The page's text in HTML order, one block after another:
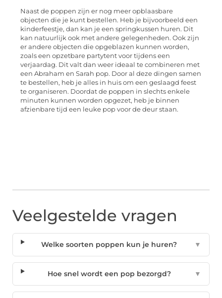
Naast de poppen zijn er nog meer opblaasbare
objecten die je kunt bestellen. Heb je bijvoorbeeld een
kinderfeestje, dan kan je een springkussen huren. Dit
kan natuurlijk ook met andere gelegenheden. Ook zijn
er andere objecten die opgeblazen kunnen worden,
zoals een opzetbare partytent voor tijdens een
verjaardag. Dit valt dan weer ideaal te combineren met
een Abraham en Sarah pop. Door al deze dingen samen
te bestellen, heb je alles in huis om een geslaagd feest
te organiseren. Doordat de poppen in slechts enkele
minuten kunnen worden opgezet, heb je binnen
afzienbare tijd een leuke pop voor de deur staan.
Veelgestelde vragen
Welke soorten poppen kun je huren? ▼
Hoe snel wordt een pop bezorgd? ▼